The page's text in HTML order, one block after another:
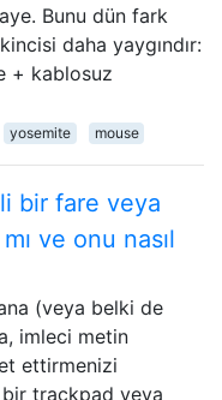
Bunu dün fark
daha yaygındır:
+ kablosuz
yosemite mouse
bir fare veya
ve onu nasıl
(veya belki de
imleci metin
ettirmenizi
trackpad veya